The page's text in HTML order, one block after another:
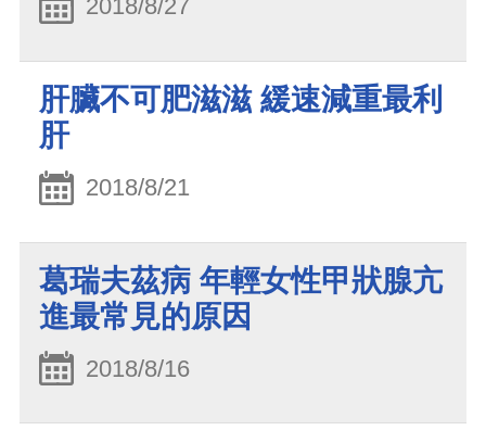
2018/8/27
肝臟不可肥滋滋 緩速減重最利
肝
2018/8/21
葛瑞夫茲病 年輕女性甲狀腺亢
進最常見的原因
2018/8/16